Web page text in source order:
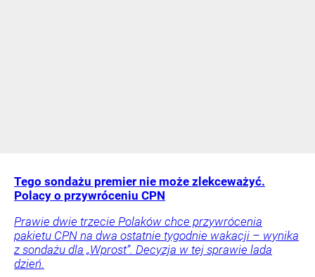
Tego sondażu premier nie może zlekceważyć.
Polacy o przywróceniu CPN
Prawie dwie trzecie Polaków chce przywrócenia
pakietu CPN na dwa ostatnie tygodnie wakacji – wynika
z sondażu dla „Wprost”. Decyzja w tej sprawie lada
dzień.